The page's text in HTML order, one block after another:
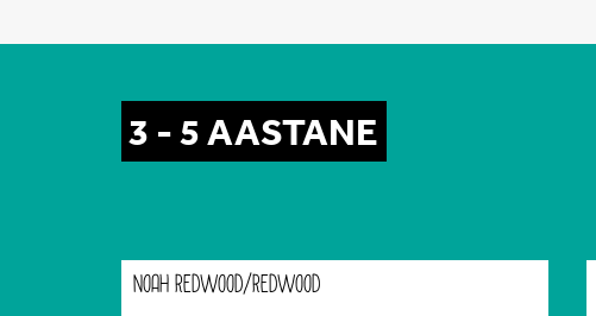
3 - 5 AASTANE
NOAH REDWOOD/REDWOOD